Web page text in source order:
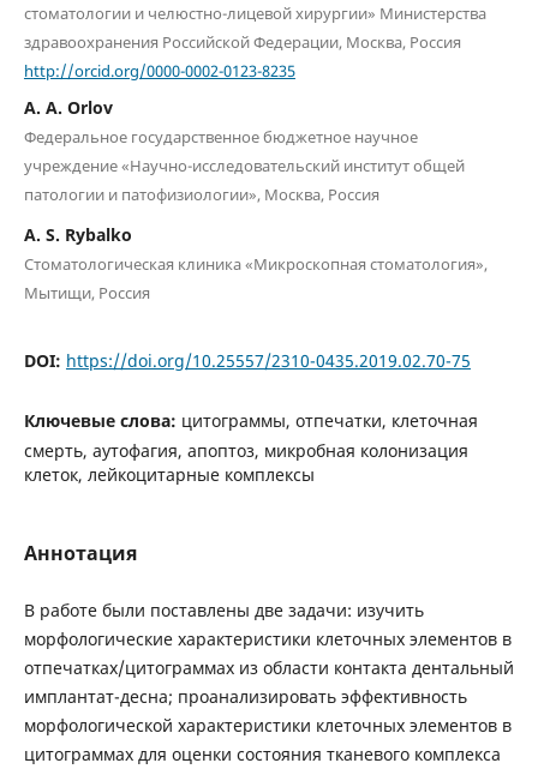
стоматологии и челюстно-лицевой хирургии» Министерства
здравоохранения Российской Федерации, Москва, Россия
http://orcid.org/0000-0002-0123-8235
A. A. Orlov
Федеральное государственное бюджетное научное
учреждение «Научно-исследовательский институт общей
патологии и патофизиологии», Москва, Россия
A. S. Rybalko
Стоматологическая клиника «Микроскопная стоматология»,
Мытищи, Россия
DOI: https://doi.org/10.25557/2310-0435.2019.02.70-75
Ключевые слова: цитограммы, отпечатки, клеточная
смерть, аутофагия, апоптоз, микробная колонизация
клеток, лейкоцитарные комплексы
Аннотация
В работе были поставлены две задачи: изучить
морфологические характеристики клеточных элементов в
отпечатках/цитограммах из области контакта дентальный
имплантат-десна; проанализировать эффективность
морфологической характеристики клеточных элементов в
цитограммах для оценки состояния тканевого комплекса